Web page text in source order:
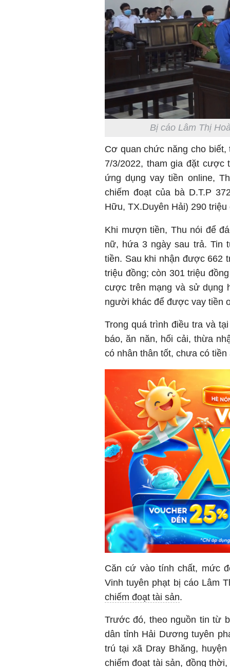
Bị cáo Lâm Thị
Cơ quan chức năng cho
7/3/2022, tham gia đặt cược
ứng dụng vay tiền online,
chiếm đoạt của bà D.T.P
Hữu, TX.Duyên Hải) 290 triệu
Khi mượn tiền, Thu nói để
nữ, hứa 3 ngày sau trả. Tin
tiền. Sau khi nhận được 662
triệu đồng; còn 301 triệu
cược trên mạng và sử dụng
người khác để được vay tiền
Trong quá trình điều tra và
báo, ăn năn, hối cải, thừa
có nhân thân tốt, chưa có
Căn cứ vào tính chất, mức
Vinh tuyên phạt bị cáo Lâm
chiếm đoạt tài sản.
Trước đó, theo nguồn tin từ
dân tỉnh Hải Dương tuyên
trú tại xã Dray Bhăng,
chiếm đoạt tài sản, đồng